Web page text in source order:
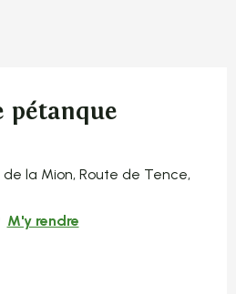
pétanque
la Mion, Route de Tence,
M'y rendre